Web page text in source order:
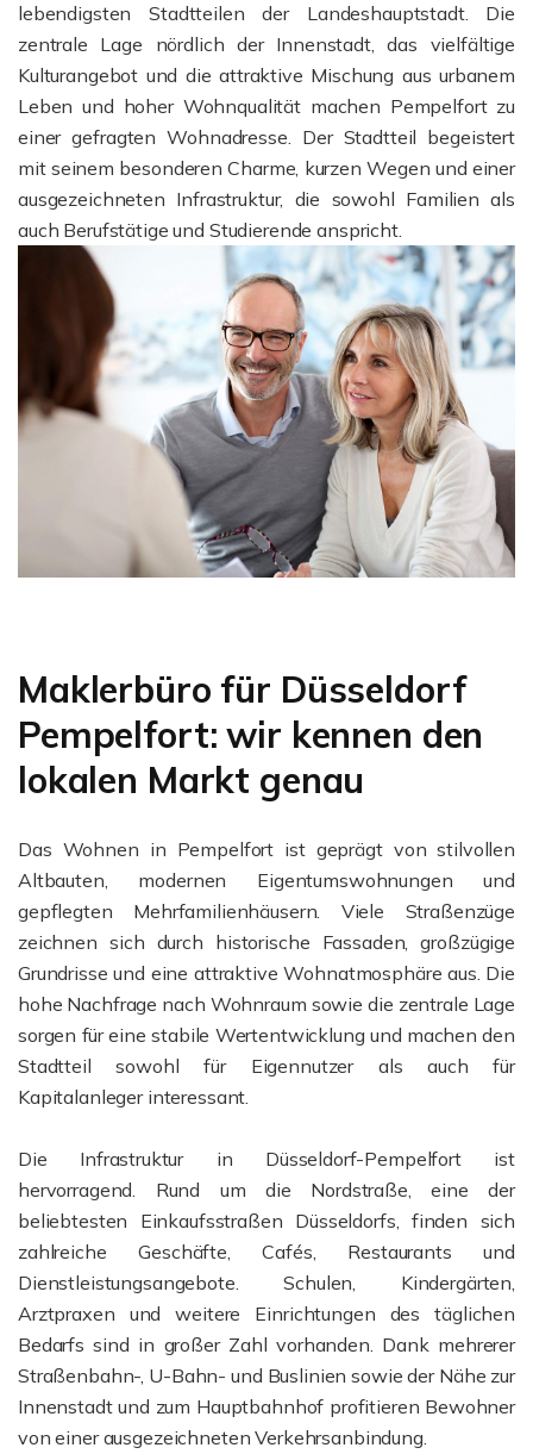
lebendigsten Stadtteilen der Landeshauptstadt. Die
zentrale Lage nördlich der Innenstadt, das vielfältige
Kulturangebot und die attraktive Mischung aus urbanem
Leben und hoher Wohnqualität machen Pempelfort zu
einer gefragten Wohnadresse. Der Stadtteil begeistert
mit seinem besonderen Charme, kurzen Wegen und einer
ausgezeichneten Infrastruktur, die sowohl Familien als
auch Berufstätige und Studierende anspricht.
Maklerbüro für Düsseldorf
Pempelfort: wir kennen den
lokalen Markt genau
Das Wohnen in Pempelfort ist geprägt von stilvollen
Altbauten, modernen Eigentumswohnungen und
gepflegten Mehrfamilienhäusern. Viele Straßenzüge
zeichnen sich durch historische Fassaden, großzügige
Grundrisse und eine attraktive Wohnatmosphäre aus. Die
hohe Nachfrage nach Wohnraum sowie die zentrale Lage
sorgen für eine stabile Wertentwicklung und machen den
Stadtteil sowohl für Eigennutzer als auch für
Kapitalanleger interessant.
Die Infrastruktur in Düsseldorf-Pempelfort ist
hervorragend. Rund um die Nordstraße, eine der
beliebtesten Einkaufsstraßen Düsseldorfs, finden sich
zahlreiche Geschäfte, Cafés, Restaurants und
Dienstleistungsangebote. Schulen, Kindergärten,
Arztpraxen und weitere Einrichtungen des täglichen
Bedarfs sind in großer Zahl vorhanden. Dank mehrerer
Straßenbahn-, U-Bahn- und Buslinien sowie der Nähe zur
Innenstadt und zum Hauptbahnhof profitieren Bewohner
von einer ausgezeichneten Verkehrsanbindung.